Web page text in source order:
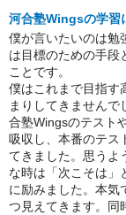
河合塾Wingsの学習
僕が言いたいのは勉
は目標のための手段
ことです。
僕はこれまで目指す
まりしてきません
合塾Wingsのテスト
吸収し、本番のテス
てきました。思うよ
な時は「次こそは」
に励みました。本気
つ見えてきます。同